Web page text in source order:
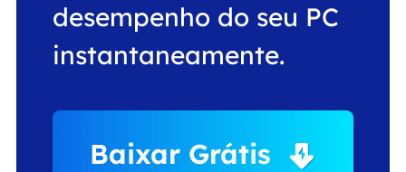
desempenho do seu PC
instantaneamente.
Baixar Grátis